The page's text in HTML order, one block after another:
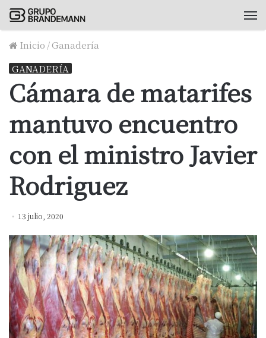
Inicio /Ganadería
GANADERÍA
Cámara de matarifes
mantuvo encuentro
con el ministro Javier
Rodriguez
13 julio, 2020